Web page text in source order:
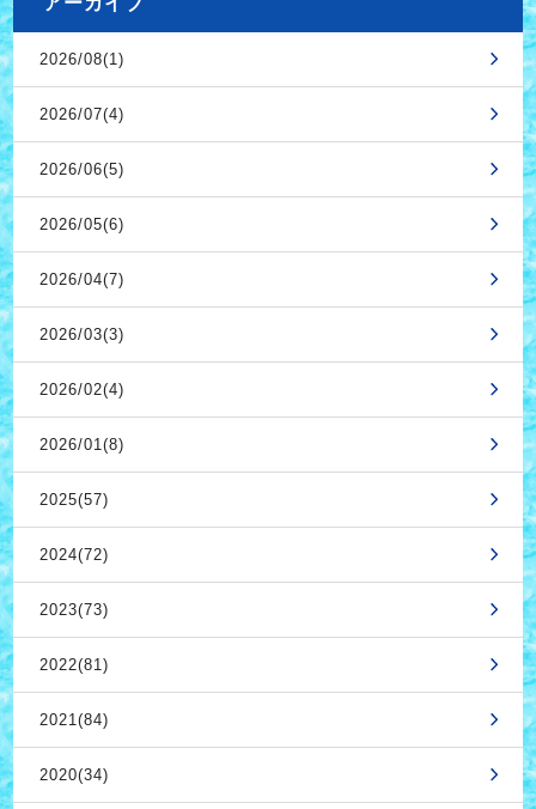
2026/08(1)
2026/07(4)
2026/06(5)
2026/05(6)
2026/04(7)
2026/03(3)
2026/02(4)
2026/01(8)
2025(57)
2024(72)
2023(73)
2022(81)
2021(84)
2020(34)